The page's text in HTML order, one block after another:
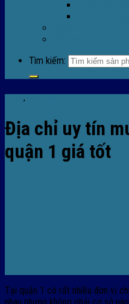
Tìm kiếm:
,
Địa chỉ uy tín
quận 1 giá tốt
Tại quận 1 có rất nhiều đơn vị